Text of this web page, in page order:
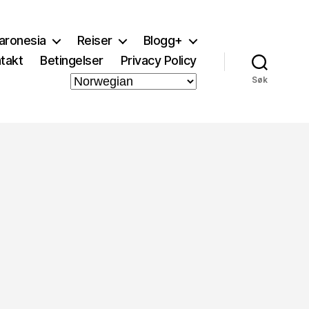
Reiser
Blogg+
Betingelser Privacy Policy
Søk